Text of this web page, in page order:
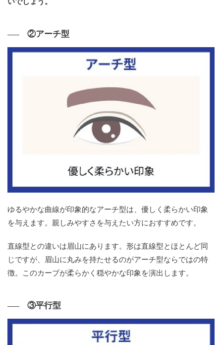
②アーチ型
ゆるやかな曲線が印象的なアーチ型は、優しく柔らかい印象
を与えます。親しみやすさを与えたい方におすすめです。
直線型との違いは眉山にあります。形は直線型とほとんど同
じですが、眉山に丸みを持たせるのがアーチ型ならではの特
徴。このカーブが柔らかく穏やかな印象を演出します。
③平行型